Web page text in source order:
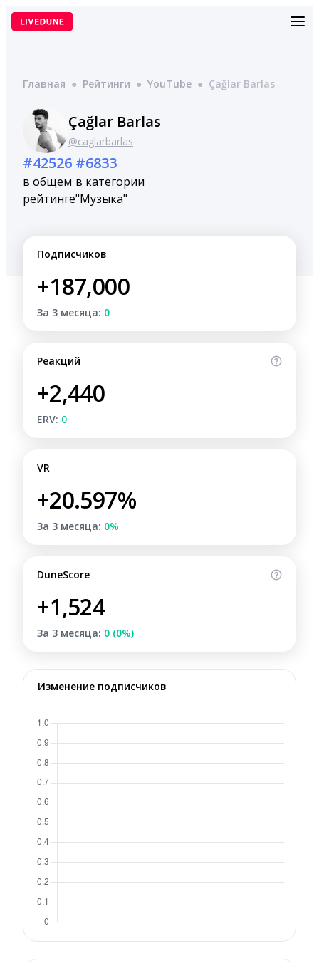
Перейти
Главная ● Рейтинги ● YouTube ● Çağlar Barlas
Çağlar Barlas
@caglarbarlas
#42526
в общем
рейтинге
#6833
в категории
"Музыка"
Подписчиков
+187,000
За 3 месяца: 0
Реакций
+2,440
ERV: 0
VR
+20.597%
За 3 месяца: 0%
DuneScore
+1,524
За 3 месяца: 0 (0%)
Изменение подписчиков